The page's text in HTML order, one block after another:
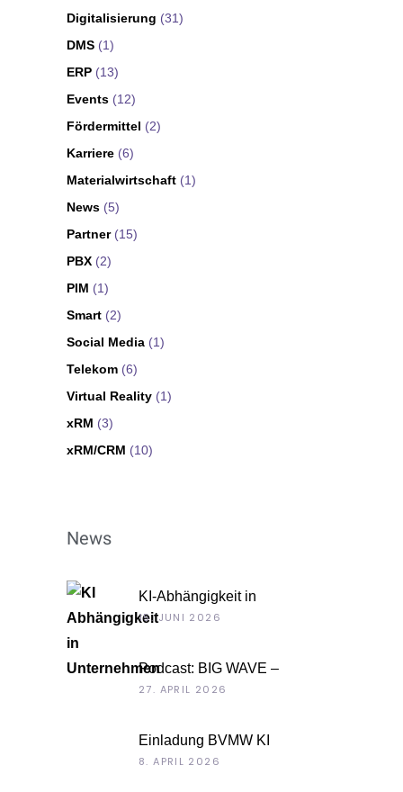
Digitalisierung (31)
DMS (1)
ERP (13)
Events (12)
Fördermittel (2)
Karriere (6)
Materialwirtschaft (1)
News (5)
Partner(15)
PBX (2)
PIM (1)
Smart (2)
Social Media (1)
Telekom (6)
Virtual Reality (1)
xRM (3)
xRM/CRM (10)
News
KI-Abhängigkeit in
Unternehmen
15. JUNI 2026
Podcast: BIG WAVE –
Unternehmenskultur als
27. APRIL 2026
Einladung BVMW KI
Roadshow 2026: KI im Kontext
8. APRIL 2026